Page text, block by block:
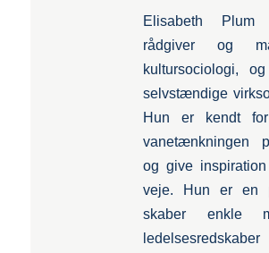
Elisabeth Plum
rådgiver og
kultursociologi,
selvstændige
Hun er kendt
vanetænkningen
og give
veje. Hun er en
skaber enkle